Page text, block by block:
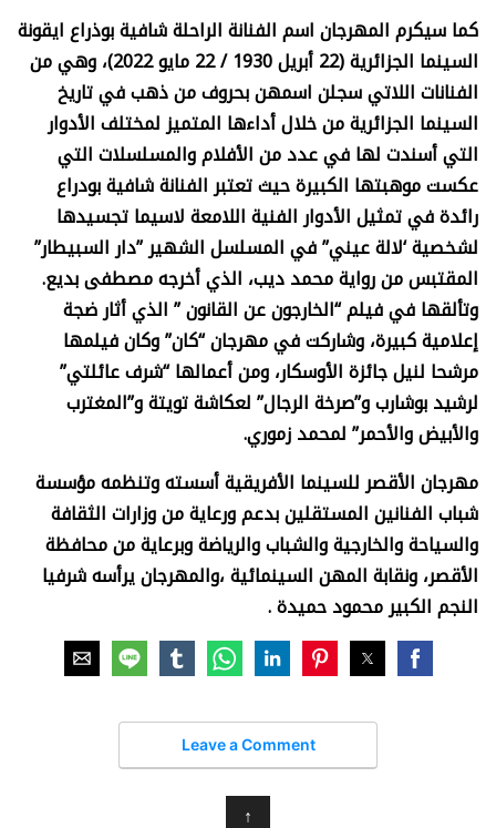
كما سيكرم المهرجان اسم الفنانة الراحلة شافية بوذراع ايقونة
السينما الجزائرية (22 أبريل 1930 / 22 مايو 2022)، وهي من
الفنانات اللاتي سجلن اسمهن بحروف من ذهب في تاريخ
السينما الجزائرية من خلال أداءها المتميز لمختلف الأدوار
التي أسندت لها في عدد من الأفلام والمسلسلات التي
عكست موهبتها الكبيرة حيث تعتبر الفنانة شافية بودراع
رائدة في تمثيل الأدوار الفنية اللامعة لاسيما تجسيدها
لشخصية ‘لالة عيني” في المسلسل الشهير ”دار السبيطار”
المقتبس من رواية محمد ديب، الذي أخرجه مصطفى بديع.
وتألقها في فيلم “الخارجون عن القانون ” الذي أثار ضجة
إعلامية كبيرة، وشاركت في مهرجان “كان” وكان فيلمها
مرشحا لنيل جائزة الأوسكار، ومن أعمالها “شرف عائلتي”
لرشيد بوشارب و”صرخة الرجال” لعكاشة تويتة و”المغترب
والأبيض والأحمر” لمحمد زموري.
مهرجان الأقصر للسينما الأفريقية أسسته وتنظمه مؤسسة
شباب الفنانين المستقلين بدعم ورعاية من وزارات الثقافة
والسياحة والخارجية والشباب والرياضة وبرعاية من محافظة
الأقصر، ونقابة المهن السينمائية ،والمهرجان يرأسه شرفيا
النجم الكبير محمود حميدة .
Leave a Comment
↑